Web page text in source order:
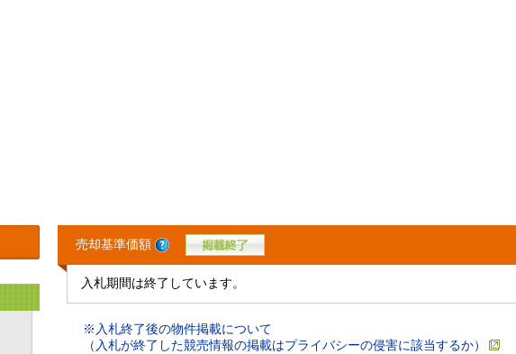
売却基準価額
入札期間は終了しています。
※入札終了後の物件掲載について
（入札が終了した競売情報の掲載はプライバシーの侵害に該当するか）